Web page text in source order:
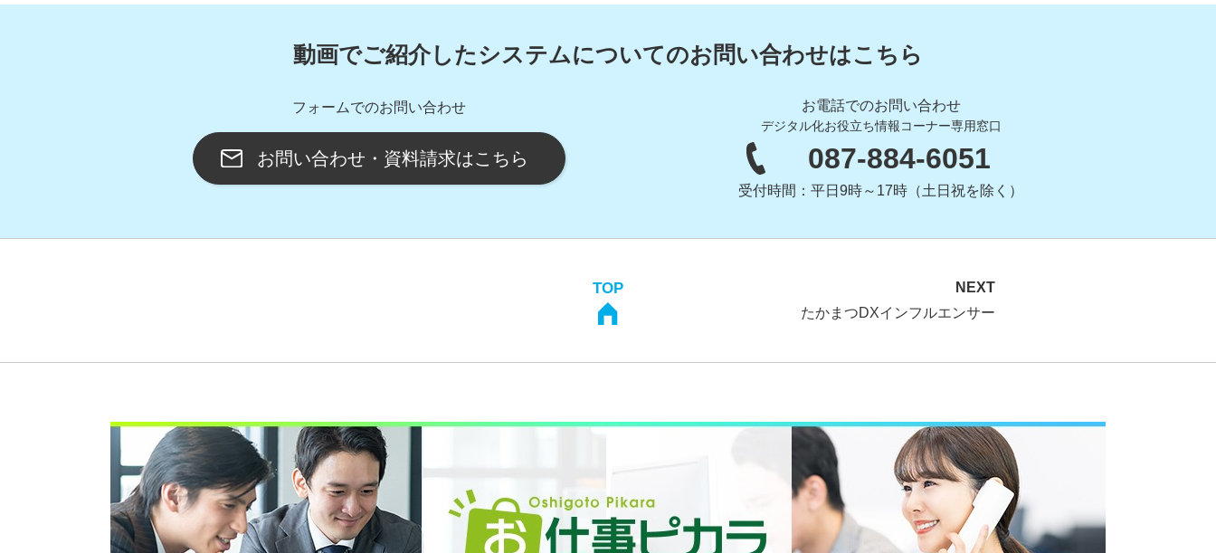
動画でご紹介したシステムについてのお問い合わせはこちら
フォームでのお問い合わせ
お問い合わせ・資料請求はこちら
お電話でのお問い合わせ
デジタル化お役立ち情報コーナー専用窓口
087-884-6051
受付時間：平日9時～17時（土日祝を除く）
TOP
NEXT
たかまつDXインフルエンサー